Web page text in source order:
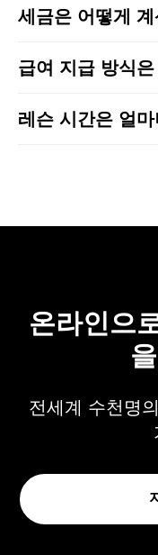
세금은 어떻게
급여 지급 방식
레슨 시간은 얼
온라인으
전세계 수천명